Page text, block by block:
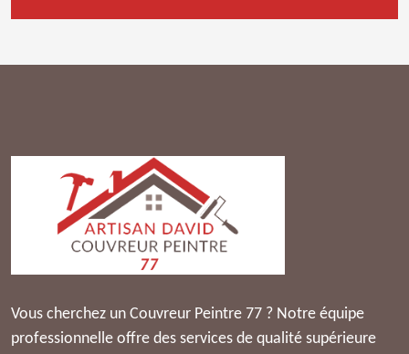
Vous cherchez un Couvreur Peintre 77 ? Notre équipe
professionnelle offre des services de qualité supérieure